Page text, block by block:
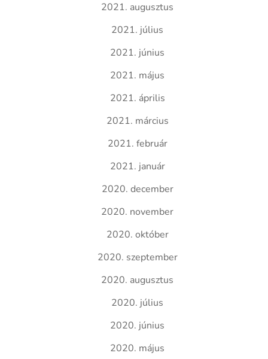
2021. augusztus
2021. július
2021. június
2021. május
2021. április
2021. március
2021. február
2021. január
2020. december
2020. november
2020. október
2020. szeptember
2020. augusztus
2020. július
2020. június
2020. május